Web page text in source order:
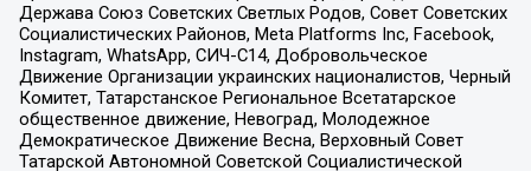
Держава Союз Советских Светлых Родов, Совет Советских
Социалистических Районов, Meta Platforms Inc, Facebook,
Instagram, WhatsApp, СИЧ-С14, Добровольческое
Движение Организации украинских националистов, Черный
Комитет, Татарстанское Региональное Всетатарское
общественное движение, Невоград, Молодежное
Демократическое Движение Весна, Верховный Совет
Татарской Автономной Советской Социалистической